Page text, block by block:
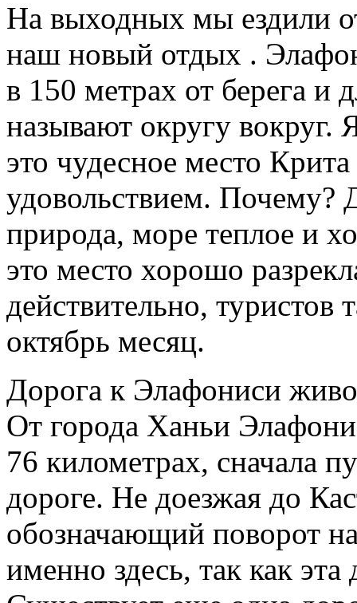
На выходных мы ездили
наш новый отдых .
в 150 метрах от берега и
называют округу вокруг.
это чудесное место
удовольствием. Почему?
природа, море теплое и
это место хорошо
действительно, туристов
октябрь месяц.
Дорога к Элафониси
От города Ханьи
76 километрах, сначала
дороге. Не доезжая до
обозначающий поворот
именно здесь, так как